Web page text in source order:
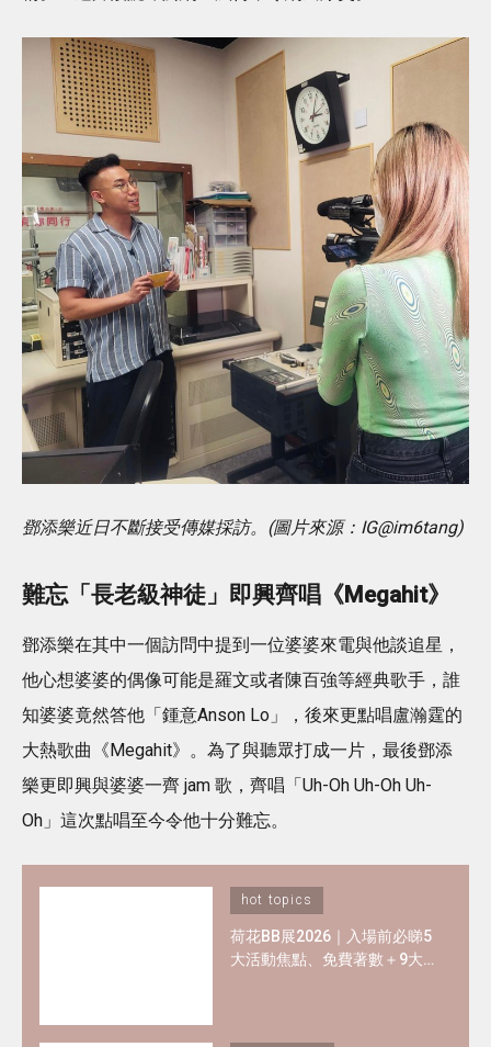
鄧添樂近日不斷接受傳媒採訪。(圖片來源：IG@im6tang)
難忘「長老級神徒」即興齊唱《Megahit》
鄧添樂在其中一個訪問中提到一位婆婆來電與他談追星，
他心想婆婆的偶像可能是羅文或者陳百強等經典歌手，誰
知婆婆竟然答他「鍾意Anson Lo」，後來更點唱盧瀚霆的
大熱歌曲《Megahit》。為了與聽眾打成一片，最後鄧添
樂更即興與婆婆一齊 jam 歌，齊唱「Uh-Oh Uh-Oh Uh-
Oh」這次點唱至今令他十分難忘。
hot topics
荷花BB展2026｜入場前必睇5
大活動焦點、免費著數＋9大